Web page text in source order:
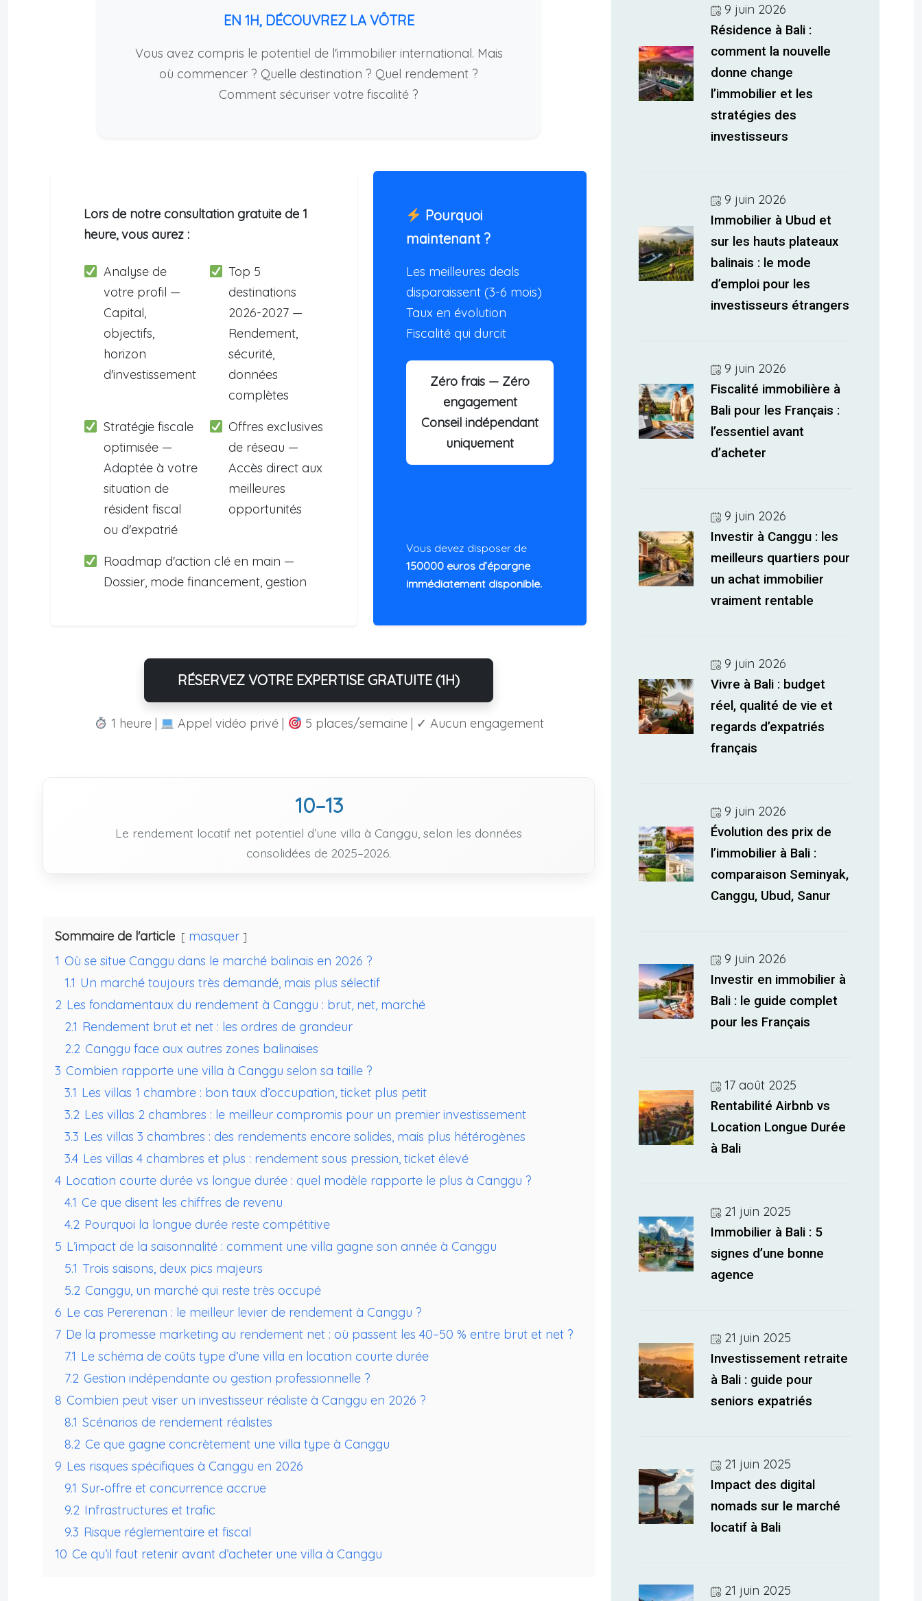
EN 1H, DÉCOUVREZ LA VÔTRE
Vous avez compris le potentiel de l'immobilier international. Mais
où commencer ? Quelle destination ? Quel rendement ?
Comment sécuriser votre fiscalité ?
Lors de notre consultation gratuite de 1
heure, vous aurez :
Analyse de
votre profil —
Capital,
objectifs,
horizon
d'investissement
Top 5
destinations
2026-2027 —
Rendement,
sécurité,
données
complètes
Stratégie fiscale
optimisée —
Adaptée à votre
situation de
résident fiscal
ou d'expatrié
Offres exclusives
de réseau —
Accès direct aux
meilleures
opportunités
Roadmap d'action clé en main —
Dossier, mode financement, gestion
Pourquoi
maintenant ?
Les meilleures deals
disparaissent (3-6 mois)
Taux en évolution
Fiscalité qui durcit
Zéro frais — Zéro
engagement
Conseil indépendant
uniquement
Vous devez disposer de
150000 euros d’épargne
immédiatement disponible.
RÉSERVEZ VOTRE EXPERTISE GRATUITE (1H)
1 heure | Appel vidéo privé | 5 places/semaine | ✓ Aucun engagement
10–13
Le rendement locatif net potentiel d’une villa à Canggu, selon les données
consolidées de 2025–2026.
Sommaire de l'article
masquer
1 Où se situe Canggu dans le marché balinais en 2026 ?
1.1 Un marché toujours très demandé, mais plus sélectif
2 Les fondamentaux du rendement à Canggu : brut, net, marché
2.1 Rendement brut et net : les ordres de grandeur
2.2 Canggu face aux autres zones balinaises
3 Combien rapporte une villa à Canggu selon sa taille ?
3.1 Les villas 1 chambre : bon taux d’occupation, ticket plus petit
3.2 Les villas 2 chambres : le meilleur compromis pour un premier investissement
3.3 Les villas 3 chambres : des rendements encore solides, mais plus hétérogènes
3.4 Les villas 4 chambres et plus : rendement sous pression, ticket élevé
4 Location courte durée vs longue durée : quel modèle rapporte le plus à Canggu ?
4.1 Ce que disent les chiffres de revenu
4.2 Pourquoi la longue durée reste compétitive
5 L’impact de la saisonnalité : comment une villa gagne son année à Canggu
5.1 Trois saisons, deux pics majeurs
5.2 Canggu, un marché qui reste très occupé
6 Le cas Pererenan : le meilleur levier de rendement à Canggu ?
7 De la promesse marketing au rendement net : où passent les 40–50 % entre brut et net ?
7.1 Le schéma de coûts type d’une villa en location courte durée
7.2 Gestion indépendante ou gestion professionnelle ?
8 Combien peut viser un investisseur réaliste à Canggu en 2026 ?
8.1 Scénarios de rendement réalistes
8.2 Ce que gagne concrètement une villa type à Canggu
9 Les risques spécifiques à Canggu en 2026
9.1 Sur‑offre et concurrence accrue
9.2 Infrastructures et trafic
9.3 Risque réglementaire et fiscal
10 Ce qu’il faut retenir avant d’acheter une villa à Canggu
9 juin 2026
Résidence à Bali :
comment la nouvelle
donne change
l’immobilier et les
stratégies des
investisseurs
9 juin 2026
Immobilier à Ubud et
sur les hauts plateaux
balinais : le mode
d’emploi pour les
investisseurs étrangers
9 juin 2026
Fiscalité immobilière à
Bali pour les Français :
l’essentiel avant
d’acheter
9 juin 2026
Investir à Canggu : les
meilleurs quartiers pour
un achat immobilier
vraiment rentable
9 juin 2026
Vivre à Bali : budget
réel, qualité de vie et
regards d’expatriés
français
9 juin 2026
Évolution des prix de
l’immobilier à Bali :
comparaison Seminyak,
Canggu, Ubud, Sanur
9 juin 2026
Investir en immobilier à
Bali : le guide complet
pour les Français
17 août 2025
Rentabilité Airbnb vs
Location Longue Durée
à Bali
21 juin 2025
Immobilier à Bali : 5
signes d’une bonne
agence
21 juin 2025
Investissement retraite
à Bali : guide pour
seniors expatriés
21 juin 2025
Impact des digital
nomads sur le marché
locatif à Bali
21 juin 2025